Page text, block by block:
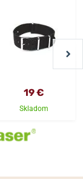
19 €
Skladom